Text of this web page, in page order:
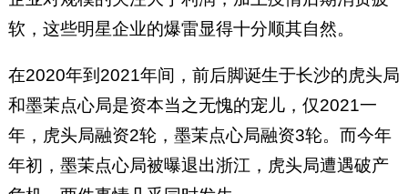
软，这些明星企业的爆雷显得十分顺其自然。
在2020年到2021年间，前后脚诞生于长沙的虎头局
和墨茉点心局是资本当之无愧的宠儿，仅2021一
年，虎头局融资2轮，墨茉点心局融资3轮。而今年
年初，墨茉点心局被曝退出浙江，虎头局遭遇破产